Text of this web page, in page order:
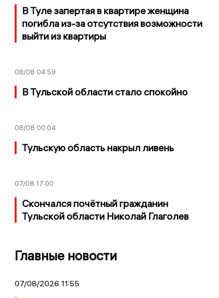
В Туле запертая в квартире женщина
погибла из-за отсутствия возможности
выйти из квартиры
08/08 04:59
В Тульской области стало спокойно
08/08 00:04
Тульскую область накрыл ливень
07/08 17:00
Скончался почётный гражданин
Тульской области Николай Глаголев
Главные новости
07/08/2026 11:55